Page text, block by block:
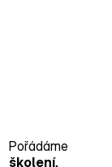
Pořádáme
školení,